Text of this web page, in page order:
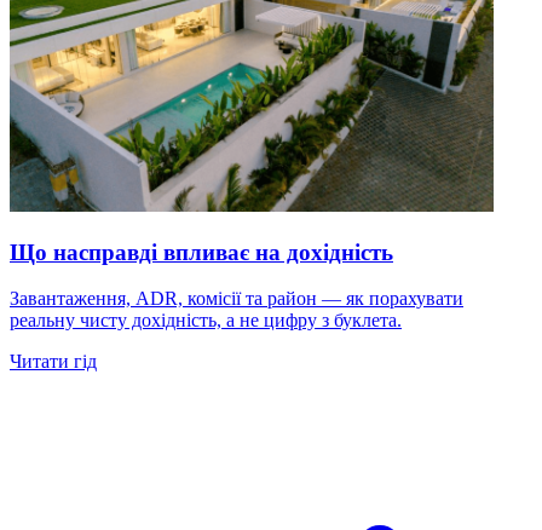
Що насправді впливає на дохідність
Завантаження, ADR, комісії та район — як порахувати
реальну чисту дохідність, а не цифру з буклета.
Читати гід